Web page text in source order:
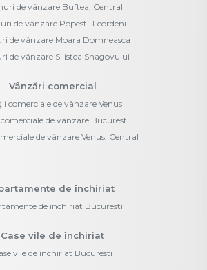
de vânzare Buftea, Central
de vânzare Popesti-Leordeni
de vânzare Moara Domneasca
de vânzare Silistea Snagovului
Vânzări comercial
comerciale de vânzare Venus
de vânzare Bucuresti
de vânzare Venus, Central
de închiriat
de închiriat Bucuresti
Case vile de închiriat
vile de închiriat Bucuresti